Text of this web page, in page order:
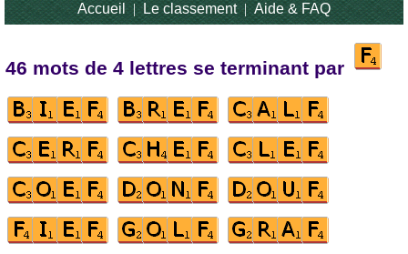
Accueil|Le classement|Aide & FAQ
46 mots de 4 lettres se terminant par